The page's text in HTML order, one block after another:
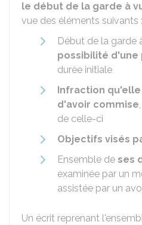
le début de la garde à
vue des éléments suivants :
Début de la garde
possibilité
durée initiale
Infraction
d'avoir commise
de celle-ci
Objectifs visés
Ensemble de ses
examinée par un
assistée par un
Un écrit reprenant